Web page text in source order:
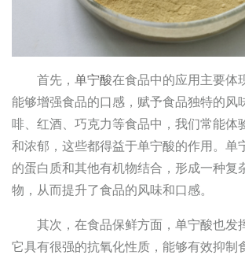
首先， 单宁酸在食品中的应用主要体
能够增强食品的口感，赋予食品独特的风
啡、红酒、巧克力等食品中，我们常能体
和浓郁，这些都得益于单宁酸的作用。单
的蛋白质和其他有机物结合，形成一种复
物，从而提升了食品的风味和口感。
其次，在食品保鲜方面，单宁酸也发
它具有很强的抗氧化性质，能够有效抑制